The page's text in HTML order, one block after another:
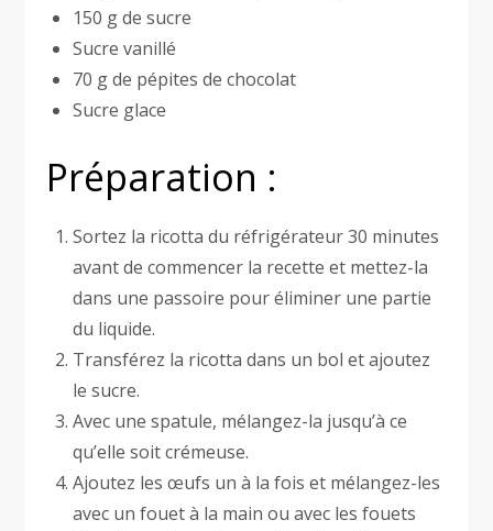
150 g de sucre
Sucre vanillé
70 g de pépites de chocolat
Sucre glace
Préparation :
Sortez la ricotta du réfrigérateur 30 minutes
avant de commencer la recette et mettez-la
dans une passoire pour éliminer une partie
du liquide.
Transférez la ricotta dans un bol et ajoutez
le sucre.
Avec une spatule, mélangez-la jusqu’à ce
qu’elle soit crémeuse.
Ajoutez les œufs un à la fois et mélangez-les
avec un fouet à la main ou avec les fouets